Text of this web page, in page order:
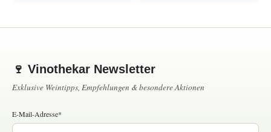
🍷 Vinothekar Newsletter
Exklusive Weintipps, Empfehlungen & besondere Aktionen
E-Mail-Adresse*